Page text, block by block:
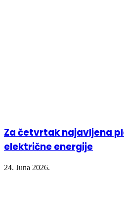
Za četvrtak najavljena
električne energije
24. Juna 2026.